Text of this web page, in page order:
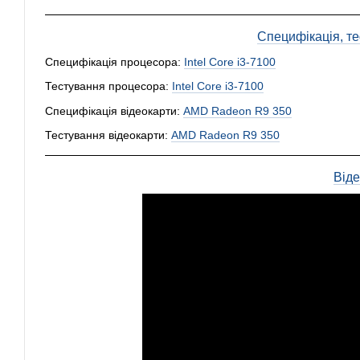
Специфікація,
Специфікація процесора: Intel Core i3-7100
Тестування процесора: Intel Core i3-7100
Специфікація відеокарти: AMD Radeon R9 350
Тестування відеокарти: AMD Radeon R9 350